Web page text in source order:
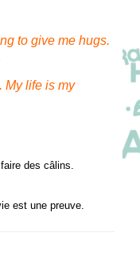
to give me hugs.
My life is my
des câlins.
est une preuve.